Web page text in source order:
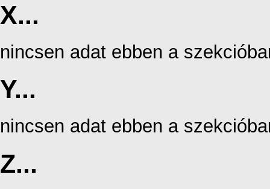
X...
nincsen adat ebben a
Y...
nincsen adat ebben a
Z...